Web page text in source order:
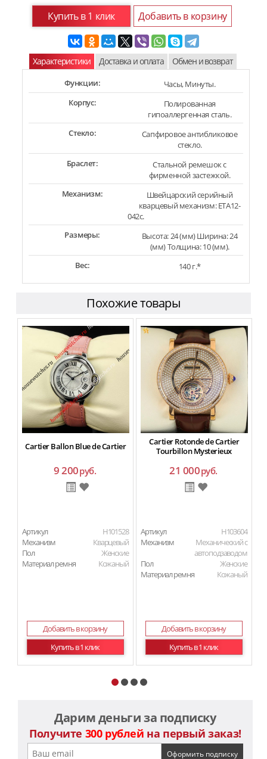
Купить в 1 клик Добавить в корзину
Характеристики Доставка и оплата Обмен и возврат
Функции:
Часы, Минуты.
Корпус:
Полированная
гипоаллергенная сталь.
Стекло:
Сапфировое антибликовое
стекло.
Браслет:
Стальной ремешок с
фирменной застежкой.
Механизм:
Швейцарский серийный
кварцевый механизм: ETA12-
042c.
Размеры:
Высота: 24 (мм) Ширина: 24
(мм) Толщина: 10 (мм).
Вес:
140 г.*
Похожие товары
Cartier Ballon Blue de Cartier
9 200руб.
Артикул
H101528
Механизм
Кварцевый
Пол
Женские
Материал ремня
Кожаный
Добавить в корзину
Купить в 1 клик
Cartier Rotonde de Cartier
Tourbillon Mysterieux
21 000руб.
Артикул
H103604
Механизм
Механический с
автоподзаводом
Пол
Женские
Материал ремня
Кожаный
Добавить в корзину
Купить в 1 клик
Дарим деньги за подписку
Получите 300 рублей на первый заказ!